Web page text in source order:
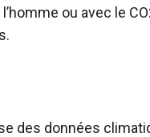
ou avec le
des données